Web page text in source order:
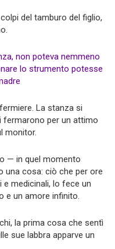
del tamburo del figlio,
La stanza si
per un attimo
monitor.
— in quel momento
una cosa: ciò che per ore
medicinali, lo fece un
e un amore infinito.
la prima cosa che sentì
sue labbra apparve un